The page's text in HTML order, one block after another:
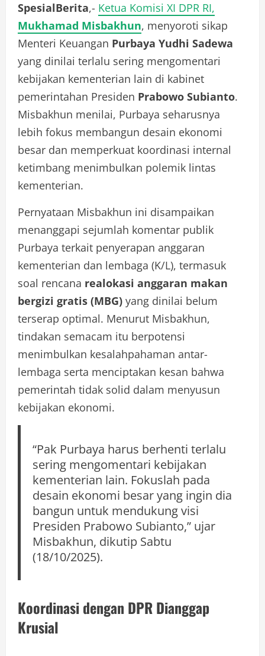
SpesialBerita,- Ketua Komisi XI DPR RI,
Mukhamad Misbakhun, menyoroti sikap
Menteri Keuangan Purbaya Yudhi Sadewa
yang dinilai terlalu sering mengomentari
kebijakan kementerian lain di kabinet
pemerintahan Presiden Prabowo Subianto.
Misbakhun menilai, Purbaya seharusnya
lebih fokus membangun desain ekonomi
besar dan memperkuat koordinasi internal
ketimbang menimbulkan polemik lintas
kementerian.
Pernyataan Misbakhun ini disampaikan
menanggapi sejumlah komentar publik
Purbaya terkait penyerapan anggaran
kementerian dan lembaga (K/L), termasuk
soal rencana realokasi anggaran makan
bergizi gratis (MBG) yang dinilai belum
terserap optimal. Menurut Misbakhun,
tindakan semacam itu berpotensi
menimbulkan kesalahpahaman antar-
lembaga serta menciptakan kesan bahwa
pemerintah tidak solid dalam menyusun
kebijakan ekonomi.
“Pak Purbaya harus berhenti terlalu
sering mengomentari kebijakan
kementerian lain. Fokuslah pada
desain ekonomi besar yang ingin dia
bangun untuk mendukung visi
Presiden Prabowo Subianto,” ujar
Misbakhun, dikutip Sabtu
(18/10/2025).
Koordinasi dengan DPR Dianggap
Krusial